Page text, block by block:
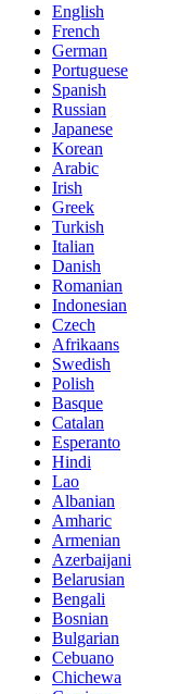
English
French
German
Portuguese
Spanish
Russian
Japanese
Korean
Arabic
Irish
Greek
Turkish
Italian
Danish
Romanian
Indonesian
Czech
Afrikaans
Swedish
Polish
Basque
Catalan
Esperanto
Hindi
Lao
Albanian
Amharic
Armenian
Azerbaijani
Belarusian
Bengali
Bosnian
Bulgarian
Cebuano
Chichewa